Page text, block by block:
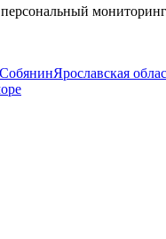
Ярославская